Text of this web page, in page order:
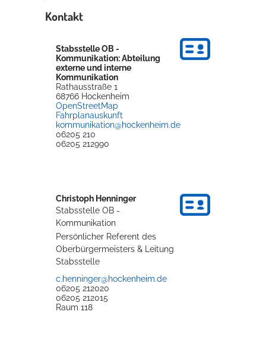
Wellenbecken oder doch lieber die pure Entspannung auf der
Sprudelliege im Solebecken?
Kontakt
Stabsstelle OB -
Kommunikation: Abteilung
externe und interne
Kommunikation
Rathausstraße 1
68766 Hockenheim
OpenStreetMap
Fahrplanauskunft
kommunikation@hockenheim.de
06205 210
06205 212990
Christoph Henninger
Stabsstelle OB -
Kommunikation
Persönlicher Referent des
Oberbürgermeisters & Leitung
Stabsstelle
c.henninger@hockenheim.de
06205 212020
06205 212015
Raum 118